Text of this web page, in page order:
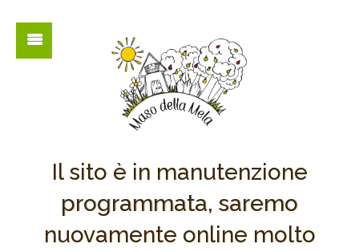
Il sito è in manutenzione
programmata, saremo
nuovamente online molto